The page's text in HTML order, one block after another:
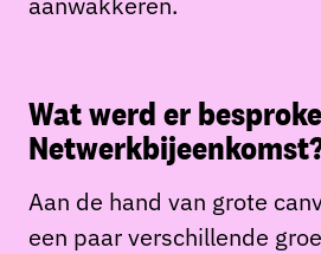
Wat werd er
Aan de hand van grote
een paar verschillende